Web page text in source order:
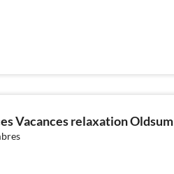
Vacances relaxation Oldsum